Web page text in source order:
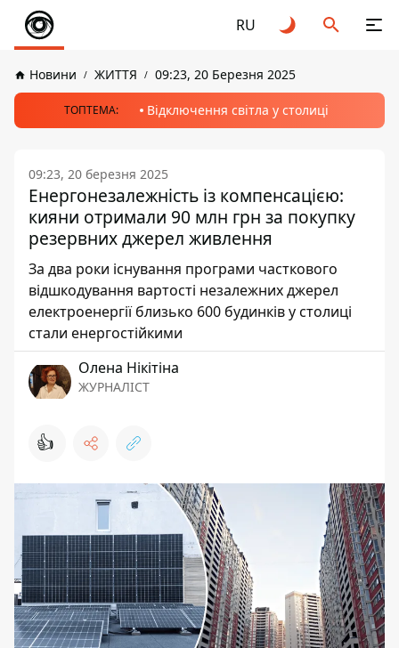
RU
Новини ЖИТТЯ 09:23, 20 Березня 2025
ТОПТЕМА: Відключення світла у столиці
09:23, 20 березня 2025
Енергонезалежність із компенсацією:
кияни отримали 90 млн грн за покупку
резервних джерел живлення
За два роки існування програми часткового
відшкодування вартості незалежних джерел
електроенергії близько 600 будинків у столиці
стали енергостійкими
Олена Нікітіна
ЖУРНАЛІСТ
👍